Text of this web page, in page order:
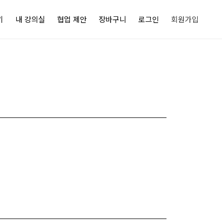
내 강의실 협업 제안 장바구니 로그인 회원가입